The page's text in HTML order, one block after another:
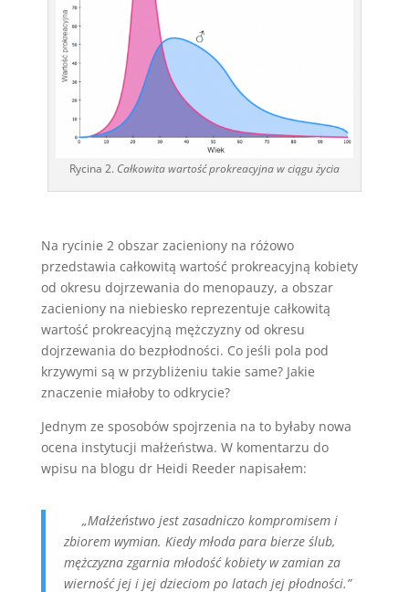
Rycina 2. Całkowita wartość prokreacyjna w ciągu życia
Na rycinie 2 obszar zacieniony na różowo
przedstawia całkowitą wartość prokreacyjną kobiety
od okresu dojrzewania do menopauzy, a obszar
zacieniony na niebiesko reprezentuje całkowitą
wartość prokreacyjną mężczyzny od okresu
dojrzewania do bezpłodności. Co jeśli pola pod
krzywymi są w przybliżeniu takie same? Jakie
znaczenie miałoby to odkrycie?
Jednym ze sposobów spojrzenia na to byłaby nowa
ocena instytucji małżeństwa. W komentarzu do
wpisu na blogu dr Heidi Reeder napisałem:
„Małżeństwo jest zasadniczo kompromisem i
zbiorem wymian. Kiedy młoda para bierze ślub,
mężczyzna zgarnia młodość kobiety w zamian za
wierność jej i jej dzieciom po latach jej płodności.”